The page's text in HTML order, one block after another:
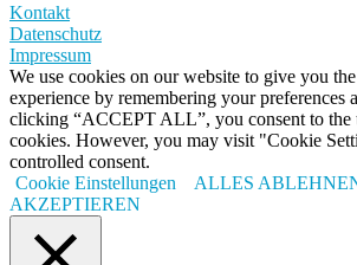
Kontakt
Datenschutz
Impressum
We use cookies on our website to give you
experience by remembering your preferences
clicking “ACCEPT ALL”, you consent to the
cookies. However, you may visit "Cookie
controlled consent.
Cookie Einstellungen
ALLES
AKZEPTIEREN